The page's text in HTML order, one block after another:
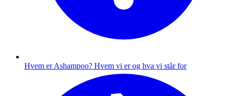
Hvem er Ashampoo? Hvem vi er og hva vi står for